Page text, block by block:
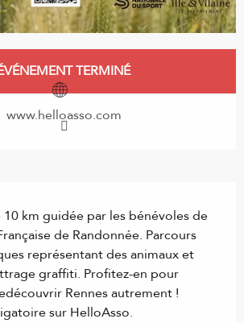
TERMINÉ
www.helloasso.com
10 km guidée par les bénévoles de
de Randonnée. Parcours
représentant des animaux et
graffiti. Profitez-en pour
Rennes autrement !
sur HelloAsso.